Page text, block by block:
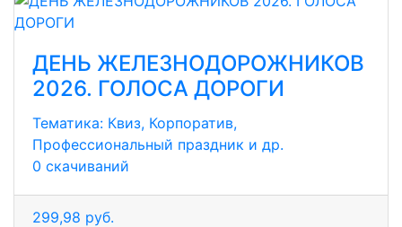
ДЕНЬ ЖЕЛЕЗНОДОРОЖНИКОВ
2026. ГОЛОСА ДОРОГИ
Тематика: Квиз, Корпоратив,
Профессиональный праздник и др.
0 скачиваний
299,98 руб.